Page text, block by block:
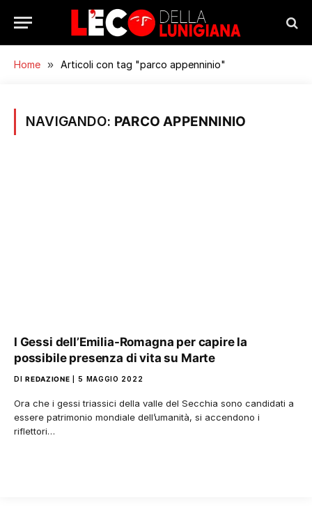
Home » Articoli con tag "parco appenninio"
NAVIGANDO: PARCO APPENNINIO
I Gessi dell’Emilia-Romagna per capire la
possibile presenza di vita su Marte
DI REDAZIONE 5 MAGGIO 2022
Ora che i gessi triassici della valle del Secchia sono candidati a
essere patrimonio mondiale dell’umanità, si accendono i
riflettori…